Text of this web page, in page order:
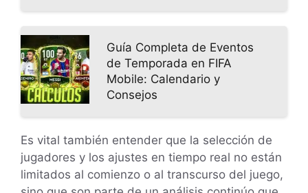
Guía Completa de Eventos
de Temporada en FIFA
Mobile: Calendario y
Consejos
Es vital también entender que la selección de
jugadores y los ajustes en tiempo real no están
limitados al comienzo o al transcurso del juego,